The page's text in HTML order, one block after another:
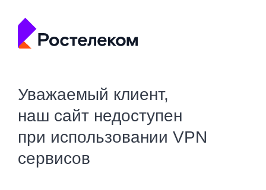
Уважаемый клиент,
наш сайт недоступен
при использовании VPN
сервисов